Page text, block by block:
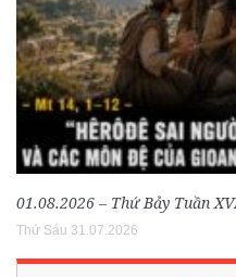
01.08.2026 – Thứ Bảy Tuần
Thứ Sáu 31.07.2026